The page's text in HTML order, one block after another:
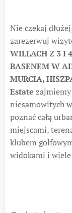
Nie czekaj
zarezerwuj
WILLACH Z 3 I
BASENEM W
MURCIA,
Estate
niesamowitych
poznać całą
miejscami,
klubem
widokami i